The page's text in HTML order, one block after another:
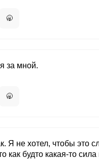
🥱
за мной.
🥱
Я не хотел, чтобы это
как будто какая-то